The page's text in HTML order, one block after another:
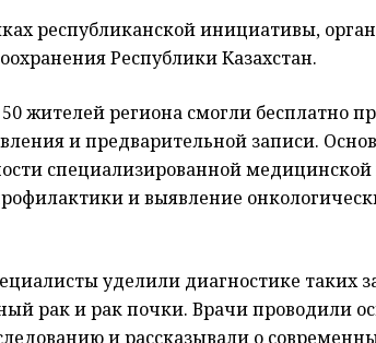
республиканской инициативы,
Республики Казахстан.
жителей региона смогли бесплатно
и предварительной записи.
специализированной
и выявление
уделили диагностике таких
рак и рак почки. Врачи проводили
и рассказывали о